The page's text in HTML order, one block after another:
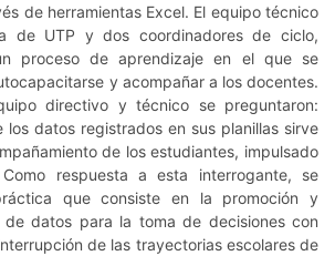
de herramientas Excel. El equipo técnico
de UTP y dos coordinadores de ciclo,
proceso de aprendizaje en el que se
y acompañar a los docentes.
directivo y técnico se preguntaron:
los datos registrados en sus planillas sirve
de los estudiantes, impulsado
respuesta a esta interrogante, se
que consiste en la promoción y
de datos para la toma de decisiones con
de las trayectorias escolares de